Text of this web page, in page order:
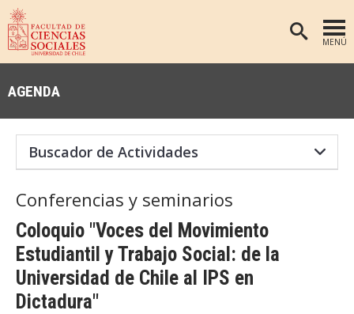
MENÚ
DEPARTAMENTOS
ANTROPOLOGÍA
EDUCACIÓN
PSICOLOGÍA
SOCIOLOGÍA
TRABAJO SOCIAL
PREGRADO
POSTGRADO
INVESTIGACIÓN
PUBLICACIONES
EXTENSIÓN
AGENDA
Conferencias y seminarios
Coloquio "Voces del Movimiento
Estudiantil y Trabajo Social: de la
Universidad de Chile al IPS en
Dictadura"